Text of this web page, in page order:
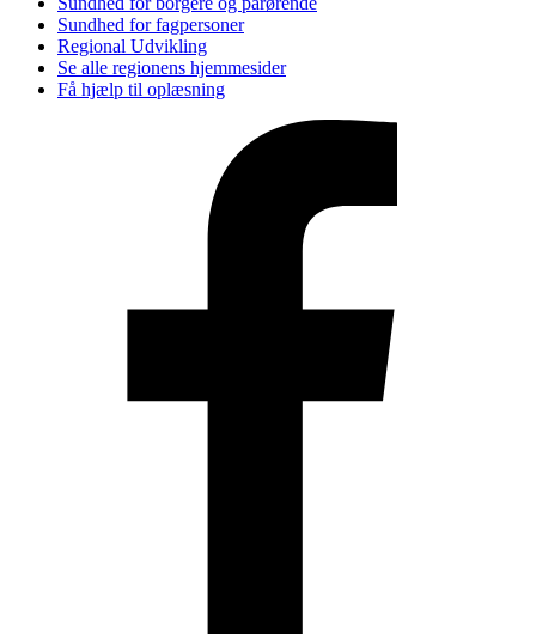
Sundhed for fagpersoner
Regional Udvikling
Se alle regionens hjemmesider
Få hjælp til oplæsning